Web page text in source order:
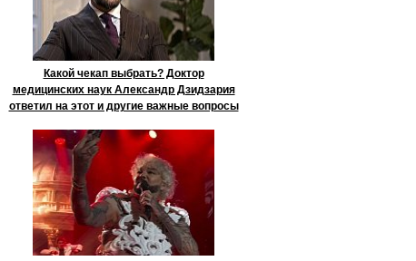
Какой чекап выбрать? Доктор
медицинских наук Александр Дзидзария
ответил на этот и другие важные вопросы